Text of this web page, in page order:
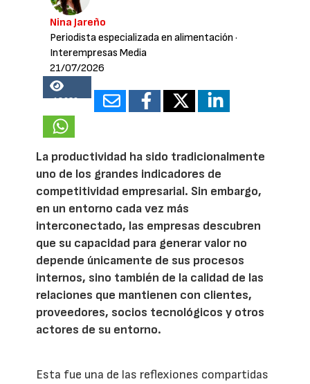
Nina Jareño
Periodista especializada en alimentación ·
Interempresas Media
21/07/2026
18936
La productividad ha sido tradicionalmente
uno de los grandes indicadores de
competitividad empresarial. Sin embargo,
en un entorno cada vez más
interconectado, las empresas descubren
que su capacidad para generar valor no
depende únicamente de sus procesos
internos, sino también de la calidad de las
relaciones que mantienen con clientes,
proveedores, socios tecnológicos y otros
actores de su entorno.
Esta fue una de las reflexiones compartidas